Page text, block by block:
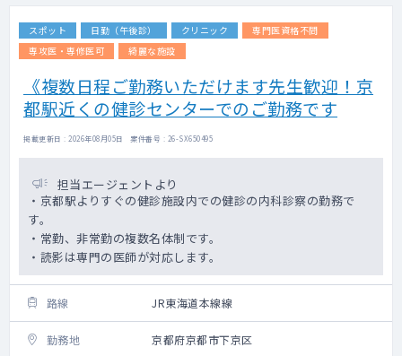
スポット 日勤（午後診） クリニック
専門医資格不問
専攻医・専修医可
綺麗な施設
《複数日程ご勤務いただけます先生歓迎！京
都駅近くの健診センターでのご勤務です
掲載更新日 : 2026年08月05日 案件番号 : 26-SX650495
担当エージェントより
・京都駅よりすぐの健診施設内での健診の内科診察の勤務で
す。
・常勤、非常勤の複数名体制です。
・読影は専門の医師が対応します。
路線 JR東海道本線線
勤務地 京都府京都市下京区